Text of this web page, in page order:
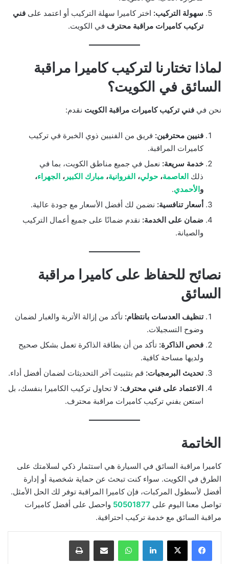
سهولة التركيب: اختر كاميرا سهلة التركيب أو اعتمد على فني
تركيب كاميرات مراقبة محترف في الكويت.
لماذا تختارنا لتركيب كاميرا مراقبة
السائق في الكويت؟
نحن في فني تركيب كاميرات مراقبة الكويت نقدم:
فنيين محترفين: فريق من الفنيين ذوي الخبرة في تركيب
كاميرات المراقبة.
خدمة سريعة: نعمل في جميع مناطق الكويت، بما في
ذلك العاصمة، حولي، الفروانية، مبارك الكبير ، الجهراء،
والأحمدي.
أسعار تنافسية: نضمن لك أفضل الأسعار مع جودة عالية.
ضمان على الخدمة: نقدم ضمانًا على جميع أعمال التركيب
والصيانة.
نصائح للحفاظ على كاميرا مراقبة
السائق
تنظيف العدسات بانتظام: تأكد من إزالة الأتربة والغبار لضمان
وضوح التسجيلات.
فحص الذاكرة: تأكد من أن بطاقة الذاكرة تعمل بشكل صحيح
ولديها مساحة كافية.
تحديث البرمجيات: قم بتثبيت آخر التحديثات لضمان أفضل أداء.
الاعتماد على فني محترف: لا تحاول تركيب الكاميرا بنفسك، بل
استعن بفني تركيب كاميرات مراقبة محترف.
الخاتمة
كاميرا مراقبة السائق في السيارة هي استثمار ذكي لسلامتك على
الطرق في الكويت. سواء كنت تبحث عن حماية شخصية أو إدارة
أفضل لأسطول المركبات، فإن كاميرا المراقبة توفر لك الحل الأمثل.
تواصل معنا اليوم على 50501877 واحصل على أفضل كاميرات
مراقبة السائق مع خدمة تركيب احترافية.
لينكدإن واتساب مشاركة بالبريد الإلكترونيطباعة